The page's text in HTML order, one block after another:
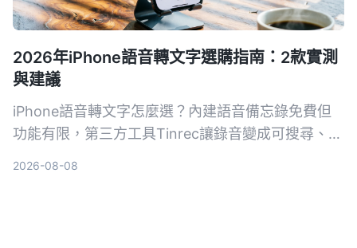
2026年iPhone語音轉文字選購指南：2款實測
與建議
iPhone語音轉文字怎麼選？內建語音備忘錄免費但
功能有限，第三方工具Tinrec讓錄音變成可搜尋、可
2026-08-08